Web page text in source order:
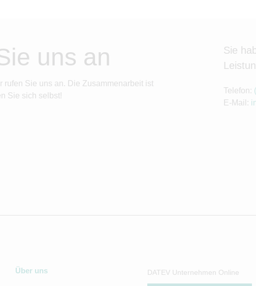
uns an
rufen Sie uns an. Die Zusammenarbeit ist
Sie sich selbst!
Sie
Telefon:
E-Mail:
Über uns DATEV Unternehmen Online